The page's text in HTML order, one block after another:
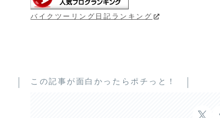
バイクツーリング日記ランキング
この記事が面白かったらポチっと！